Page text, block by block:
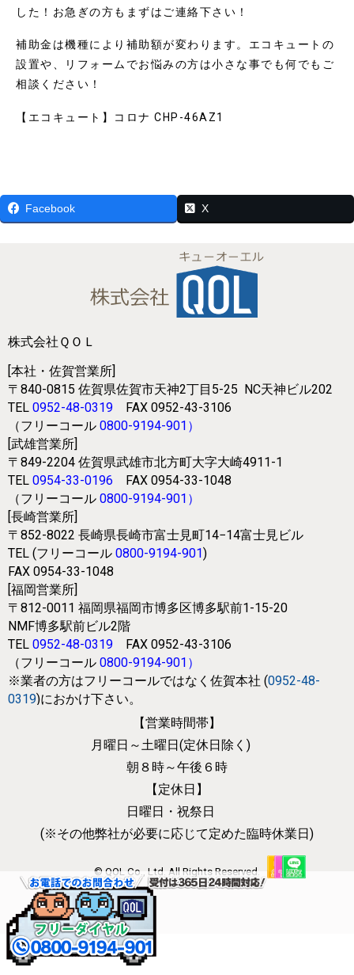
した！お急ぎの方もまずはご連絡下さい！
補助金は機種により補助額が変わります。エコキュートの
設置や、リフォームでお悩みの方は小さな事でも何でもご
相談ください！
【エコキュート】コロナ CHP-46AZ1
Facebook X
株式会社ＱＯＬ
[本社・佐賀営業所]
〒840-0815 佐賀県佐賀市天神2丁目5-25
NC天神ビル202
TEL 0952-48-0319
FAX 0952-43-3106
（フリーコール 0800-9194-901 ）
[武雄営業所]
〒849-2204 佐賀県武雄市北方町大字大崎4911-1
TEL 0954-33-0196
FAX 0954-33-1048
（フリーコール 0800-9194-901 ）
[長崎営業所]
〒852-8022 長崎県長崎市富士見町14−14富士見ビル
TEL (フリーコール 0800-9194-901)
FAX 0954-33-1048
[福岡営業所]
〒812-0011 福岡県福岡市博多区博多駅前1-15-20
NMF博多駅前ビル2階
TEL 0952-48-0319
FAX 0952-43-3106
（フリーコール 0800-9194-901 ）
※業者の方はフリーコールではなく 佐賀本社 (0952-48-
0319)におかけ下さい。
【営業時間帯】
月曜日～土曜日(定休日除く)
朝８時～午後６時
【定休日】
日曜日・祝祭日
(※その他弊社が必要に応じて定めた臨時休業日)
© QOL Co., Ltd. All Rights Reserved.